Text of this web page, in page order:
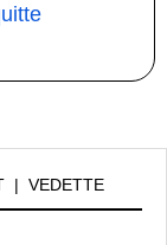
| VEDETTE